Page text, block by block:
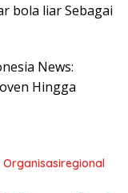
bola liar Sebagai
News:
Hingga
Organisasiregional